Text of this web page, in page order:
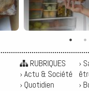
RUBRIQUES
› Actu & Société
› Quotidien
›
›